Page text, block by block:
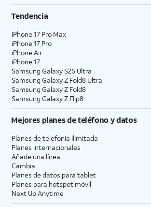
Tendencia
iPhone 17 Pro Max
iPhone 17 Pro
iPhone Air
iPhone 17
Samsung Galaxy S26 Ultra
Samsung Galaxy Z Fold8 Ultra
Samsung Galaxy Z Fold8
Samsung Galaxy Z Flip8
Mejores planes de teléfono y datos
Planes de telefonía ilimitada
Planes internacionales
Añade una línea
Cambia
Planes de datos para tablet
Planes para hotspot móvil
Next Up Anytime